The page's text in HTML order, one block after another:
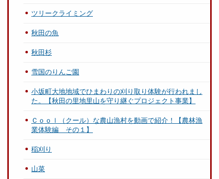
ツリークライミング
秋田の魚
秋田杉
雪国のりんご園
小坂町大地地域でひまわりの刈り取り体験が行われまし
た。【秋田の里地里山を守り継ぐプロジェクト事業】
Ｃｏｏｌ（クール）な農山漁村を動画で紹介！【農林漁
業体験編 その１】
稲刈り
山菜